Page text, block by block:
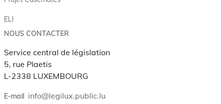
ELI
NOUS CONTACTER
Service central de législation
5, rue Plaetis
L-2338 LUXEMBOURG
E-mail info@legilux.public.lu